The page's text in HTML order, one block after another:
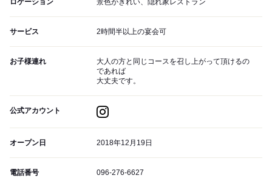
ロケーション 景色がきれい、隠れ家レストラン
サービス 2時間半以上の宴会可
お子様連れ
大人の方と同じコースを召し上がって頂けるの
であれば
大丈夫です。
公式アカウント
オープン日 2018年12月19日
電話番号 096-276-6627